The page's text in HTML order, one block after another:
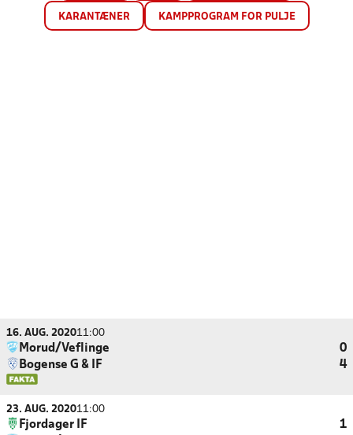
KARANTÆNER KAMPPROGRAM FOR PULJE
16. AUG. 202011:00
Morud/Veflinge
0
Bogense G & IF
4
23. AUG. 202011:00
Fjordager IF
1